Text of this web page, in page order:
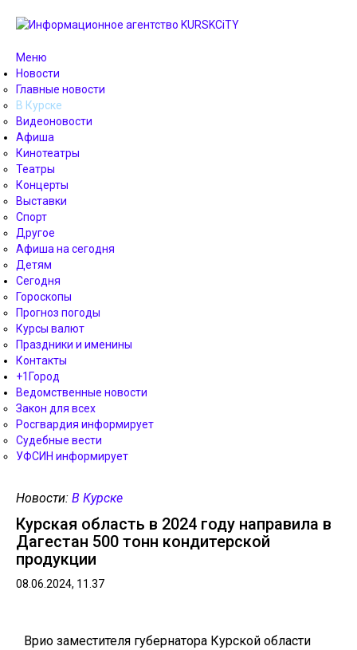
Меню
Новости
Главные новости
В Курске
Видеоновости
Афиша
Кинотеатры
Театры
Концерты
Выставки
Спорт
Другое
Афиша на сегодня
Детям
Сегодня
Гороскопы
Прогноз погоды
Курсы валют
Праздники и именины
Контакты
+1Город
Ведомственные новости
Закон для всех
Росгвардия информирует
Судебные вести
УФСИН информирует
Новости: В Курске
Курская область в 2024 году направила в
Дагестан 500 тонн кондитерской
продукции
08.06.2024, 11.37
Врио заместителя губернатора Курской области